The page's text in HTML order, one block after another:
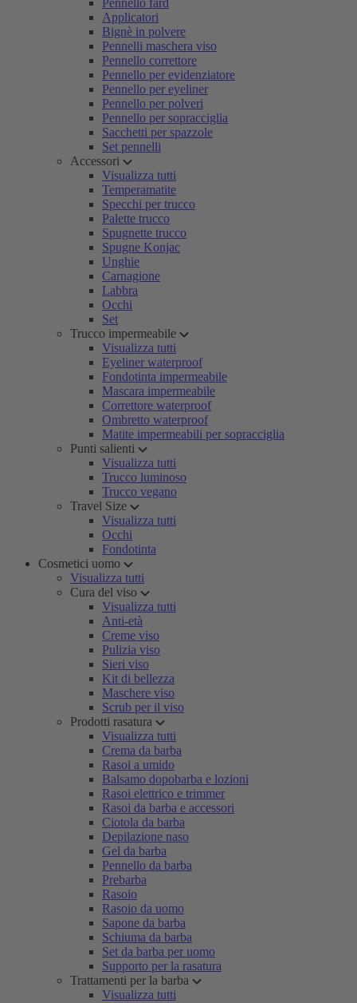
Pennello fard
Applicatori
Bignè in polvere
Pennelli maschera viso
Pennello correttore
Pennello per evidenziatore
Pennello per eyeliner
Pennello per polveri
Pennello per sopracciglia
Sacchetti per spazzole
Set pennelli
Accessori
Visualizza tutti
Temperamatite
Specchi per trucco
Palette trucco
Spugnette trucco
Spugne Konjac
Unghie
Carnagione
Labbra
Occhi
Set
Trucco impermeabile
Visualizza tutti
Eyeliner waterproof
Fondotinta impermeabile
Mascara impermeabile
Correttore waterproof
Ombretto waterproof
Matite impermeabili per sopracciglia
Punti salienti
Visualizza tutti
Trucco luminoso
Trucco vegano
Travel Size
Visualizza tutti
Occhi
Fondotinta
Cosmetici uomo
Visualizza tutti
Cura del viso
Visualizza tutti
Anti-età
Creme viso
Pulizia viso
Sieri viso
Kit di bellezza
Maschere viso
Scrub per il viso
Prodotti rasatura
Visualizza tutti
Crema da barba
Rasoi a umido
Balsamo dopobarba e lozioni
Rasoi elettrico e trimmer
Rasoi da barba e accessori
Ciotola da barba
Depilazione naso
Gel da barba
Pennello da barba
Prebarba
Rasoio
Rasoio da uomo
Sapone da barba
Schiuma da barba
Set da barba per uomo
Supporto per la rasatura
Trattamenti per la barba
Visualizza tutti